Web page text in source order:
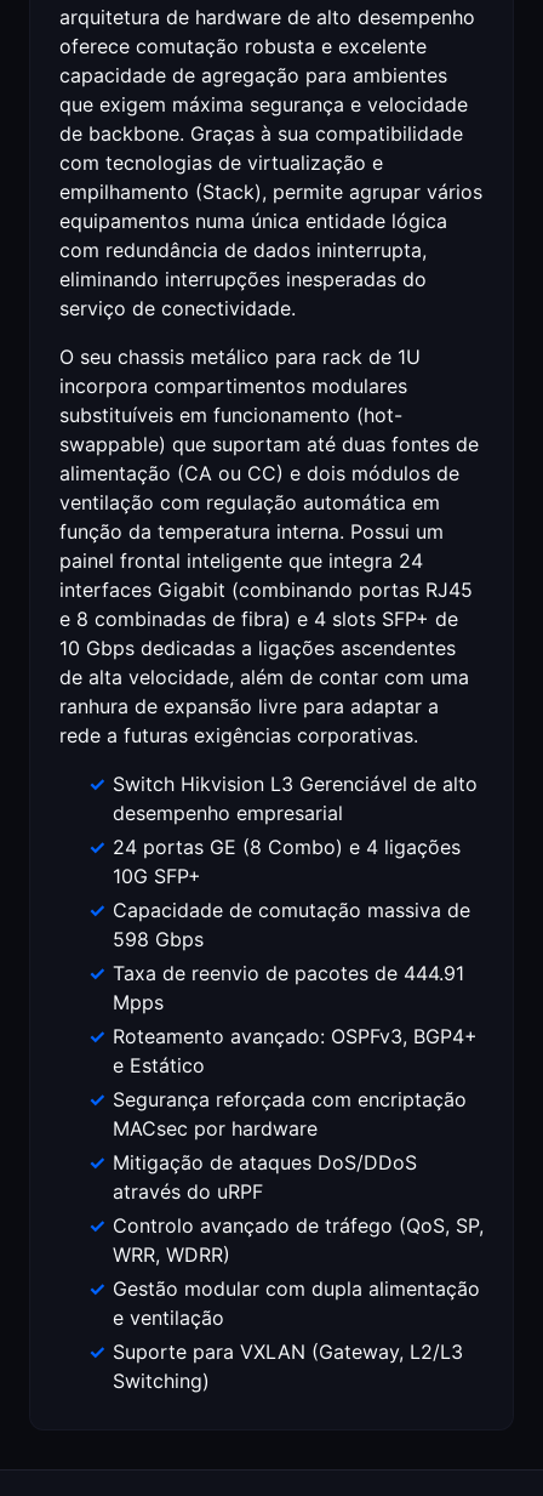
arquitetura de hardware de alto desempenho
oferece comutação robusta e excelente
capacidade de agregação para ambientes
que exigem máxima segurança e velocidade
de backbone. Graças à sua compatibilidade
com tecnologias de virtualização e
empilhamento (Stack), permite agrupar vários
equipamentos numa única entidade lógica
com redundância de dados ininterrupta,
eliminando interrupções inesperadas do
serviço de conectividade.
O seu chassis metálico para rack de 1U
incorpora compartimentos modulares
substituíveis em funcionamento (hot-
swappable) que suportam até duas fontes de
alimentação (CA ou CC) e dois módulos de
ventilação com regulação automática em
função da temperatura interna. Possui um
painel frontal inteligente que integra 24
interfaces Gigabit (combinando portas RJ45
e 8 combinadas de fibra) e 4 slots SFP+ de
10 Gbps dedicadas a ligações ascendentes
de alta velocidade, além de contar com uma
ranhura de expansão livre para adaptar a
rede a futuras exigências corporativas.
Switch Hikvision L3 Gerenciável de alto
desempenho empresarial
24 portas GE (8 Combo) e 4 ligações
10G SFP+
Capacidade de comutação massiva de
598 Gbps
Taxa de reenvio de pacotes de 444.91
Mpps
Roteamento avançado: OSPFv3, BGP4+
e Estático
Segurança reforçada com encriptação
MACsec por hardware
Mitigação de ataques DoS/DDoS
através do uRPF
Controlo avançado de tráfego (QoS, SP,
WRR, WDRR)
Gestão modular com dupla alimentação
e ventilação
Suporte para VXLAN (Gateway, L2/L3
Switching)